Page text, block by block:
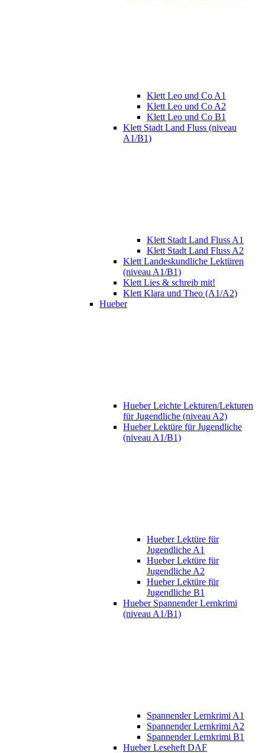
Klett Leo und Co A1
Klett Leo und Co A2
Klett Leo und Co B1
Klett Stadt Land Fluss (niveau
A1/B1)
Klett Stadt Land Fluss A1
Klett Stadt Land Fluss A2
Klett Landeskundliche Lektüren
(niveau A1/B1)
Klett Lies & schreib mit!
Klett Klara und Theo (A1/A2)
Hueber
Hueber Leichte Lekturen/Lekturen
für Jugendliche (niveau A2)
Hueber Lektüre für Jugendliche
(niveau A1/B1)
Hueber Lektüre für
Jugendliche A1
Hueber Lektüre für
Jugendliche A2
Hueber Lektüre für
Jugendliche B1
Hueber Spannender Lernkrimi
(niveau A1/B1)
Spannender Lernkrimi A1
Spannender Lernkrimi A2
Spannender Lernkrimi B1
Hueber Leseheft DAF